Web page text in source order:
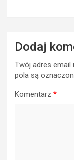
Dodaj
Twój adres email
pola są
Komentarz *